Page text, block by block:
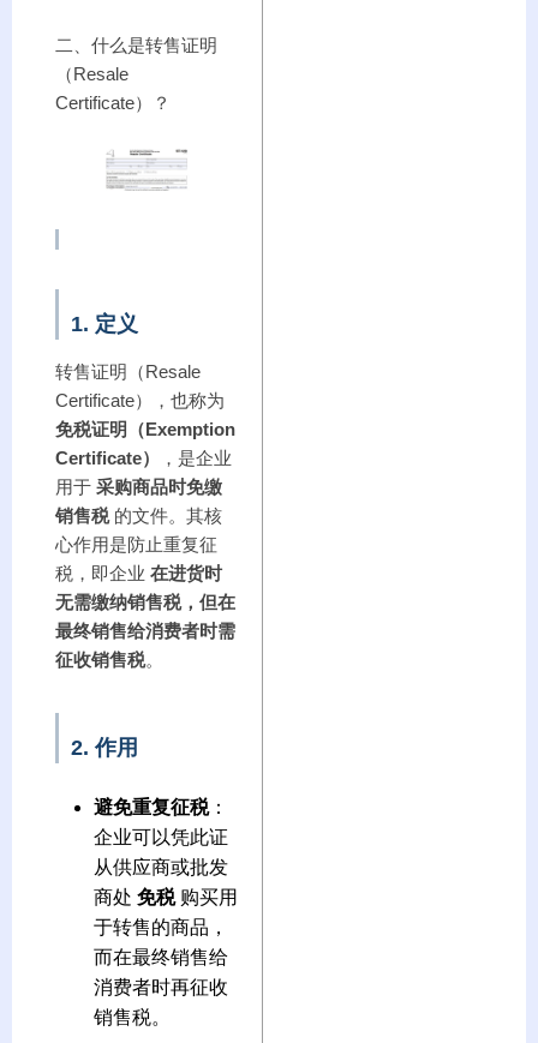
二、什么是转售证明
（Resale
Certificate）？
1. 定义
转售证明（Resale
Certificate），也称为
免税证明（Exemption
Certificate）
，是企业
用于 采购商品时免缴
销售税的文件。其核
心作用是防止重复征
税，即企业 在进货时
无需缴纳销售税，但在
最终销售给消费者时需
征收销售税。
2. 作用
避免重复征税：
企业可以凭此证
从供应商或批发
商处 免税购买用
于转售的商品，
而在最终销售给
消费者时再征收
销售税。